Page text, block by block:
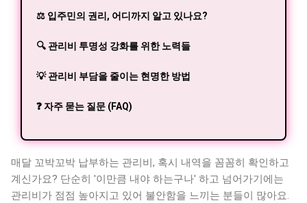
⚖️ 입주민의 권리, 어디까지 알고 있나요?
🔍 관리비 투명성 강화를 위한 노력들
💡 관리비 부담을 줄이는 현명한 방법
❓ 자주 묻는 질문 (FAQ)
매달 꼬박꼬박 납부하는 관리비, 혹시 내역을 꼼꼼히 확인하고
계신가요? 단순히 '이만큼 내야 하는구나' 하고 넘어가기에는
관리비가 점점 높아지고 있어 불안함을 느끼는 분들이 많아요.